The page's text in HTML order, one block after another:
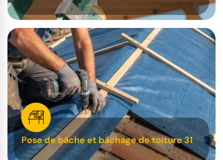
Pose de bâche et bâchage de toiture 31